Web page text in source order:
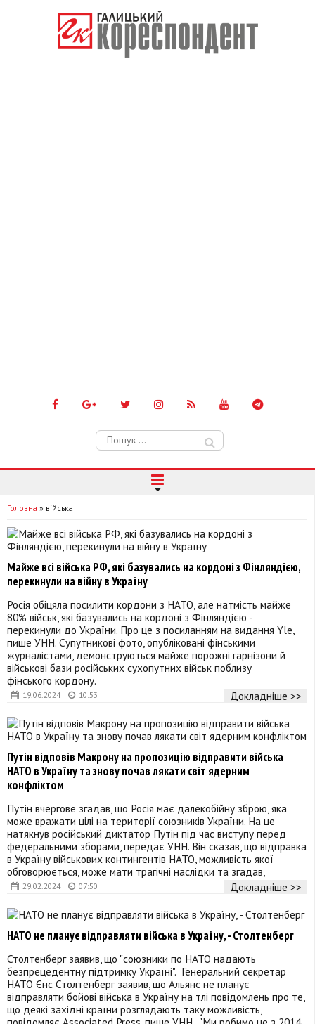
Пошук:
Головна » війська
19.06.2024 10:53
Майже всі війська РФ, які базувались на кордоні з Фінляндією,
перекинули на війну в Україну
Росія обіцяла посилити кордони з НАТО, але натмість майже
80% військ, які базувались на кордоні з Фінляндією -
перекинули до України. Про це з посиланням на видання Yle,
пише УНН. Супутникові фото, опубліковані фінськими
журналістами, демонструються майже порожні гарнізони й
військові бази російських сухопутних військ поблизу
фінського кордону.
Докладніше >>
29.02.2024 07:50
Путін відповів Макрону на пропозицію відправити війська
НАТО в Україну та знову почав лякати світ ядерним
конфліктом
Путін вчергове згадав, що Росія має далекобійну зброю, яка
може вражати цілі на території союзників України. На це
натякнув російський диктатор Путін під час виступу перед
федеральними зборами, передає УНН. Він сказав, що відправка
в Україну військових контингентів НАТО, можливість якої
обговорюється, може мати трагічні наслідки та згадав,
Докладніше >>
НАТО не планує відправляти війська в Україну, - Столтенберг
Столтенберг заявив, що "союзники по НАТО надають
безпрецедентну підтримку Україні". Генеральний секретар
НАТО Єнс Столтенберг заявив, що Альянс не планує
відправляти бойові війська в Україну на тлі повідомлень про те,
що деякі західні країни розглядають таку можливість,